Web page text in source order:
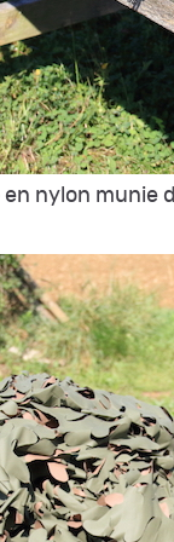
nylon